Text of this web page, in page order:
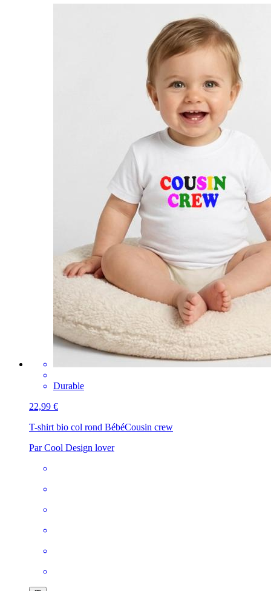
Durable
22,99 €
T-shirt bio col rond BébéCousin crew
Par Cool Design lover